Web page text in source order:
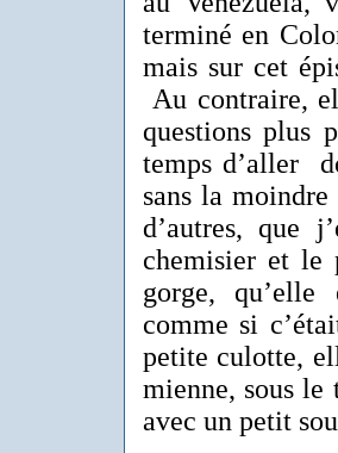
terminé en
mais sur cet
Au contraire,
questions plus
temps d’aller
sans la
d’autres, que
chemisier et le
gorge,
comme si
petite culotte,
mienne, sous
avec un petit